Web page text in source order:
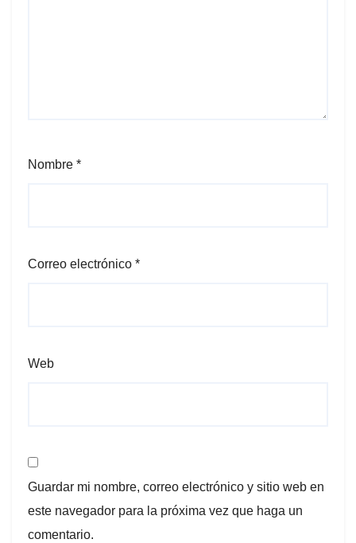
Nombre *
Correo electrónico *
Web
Guardar mi nombre, correo electrónico y sitio web en
este navegador para la próxima vez que haga un
comentario.